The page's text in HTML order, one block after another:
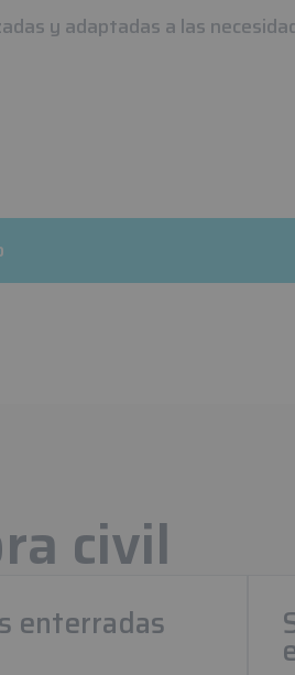
y adaptadas a las
civil
enterradas